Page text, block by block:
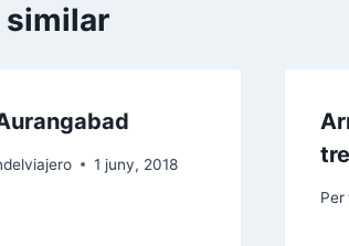
similar
1 juny, 2018
Per